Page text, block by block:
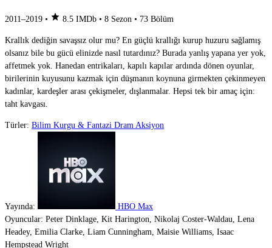
2011–2019 • star 8.5 IMDb • 8 Sezon • 73 Bölüm
Krallık dediğin savaşsız olur mu? En güçlü krallığı kurup huzuru sağlamış
olsanız bile bu gücü elinizde nasıl tutardınız? Burada yanlış yapana yer yok,
affetmek yok. Hanedan entrikaları, kapılı kapılar ardında dönen oyunlar,
birilerinin kuyusunu kazmak için düşmanın koynuna girmekten çekinmeyen
kadınlar, kardeşler arası çekişmeler, dışlanmalar. Hepsi tek bir amaç için:
taht kavgası.
Türler: Bilim Kurgu & Fantazi Dram Aksiyon
Yayında:
HBO Max
Oyuncular: Peter Dinklage, Kit Harington, Nikolaj Coster-Waldau, Lena
Headey, Emilia Clarke, Liam Cunningham, Maisie Williams, Isaac
Hempstead Wright